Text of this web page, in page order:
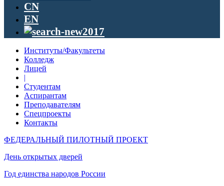
CN
EN
Институты/Факультеты
Колледж
Лицей
|
Студентам
Аспирантам
Преподавателям
Спецпроекты
Контакты
ФЕДЕРАЛЬНЫЙ ПИЛОТНЫЙ ПРОЕКТ
День открытых дверей
Год единства народов России